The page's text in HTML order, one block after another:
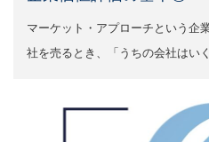
マーケット・アプローチという企
社を売るとき、「うちの会社はい